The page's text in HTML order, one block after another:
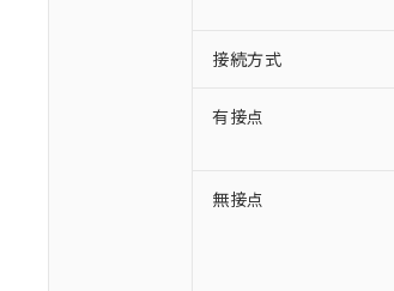
接続方式
有接点
無接点